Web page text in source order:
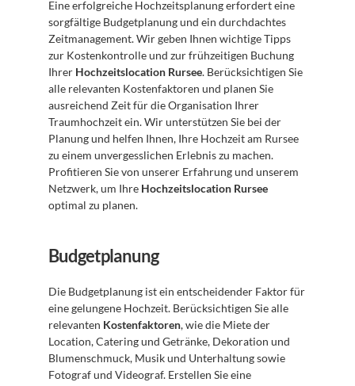
Eine erfolgreiche Hochzeitsplanung erfordert eine
sorgfältige Budgetplanung und ein durchdachtes
Zeitmanagement. Wir geben Ihnen wichtige Tipps
zur Kostenkontrolle und zur frühzeitigen Buchung
Ihrer Hochzeitslocation Rursee. Berücksichtigen Sie
alle relevanten Kostenfaktoren und planen Sie
ausreichend Zeit für die Organisation Ihrer
Traumhochzeit ein. Wir unterstützen Sie bei der
Planung und helfen Ihnen, Ihre Hochzeit am Rursee
zu einem unvergesslichen Erlebnis zu machen.
Profitieren Sie von unserer Erfahrung und unserem
Netzwerk, um Ihre Hochzeitslocation Rursee
optimal zu planen.
Budgetplanung
Die Budgetplanung ist ein entscheidender Faktor für
eine gelungene Hochzeit. Berücksichtigen Sie alle
relevanten Kostenfaktoren, wie die Miete der
Location, Catering und Getränke, Dekoration und
Blumenschmuck, Musik und Unterhaltung sowie
Fotograf und Videograf. Erstellen Sie eine